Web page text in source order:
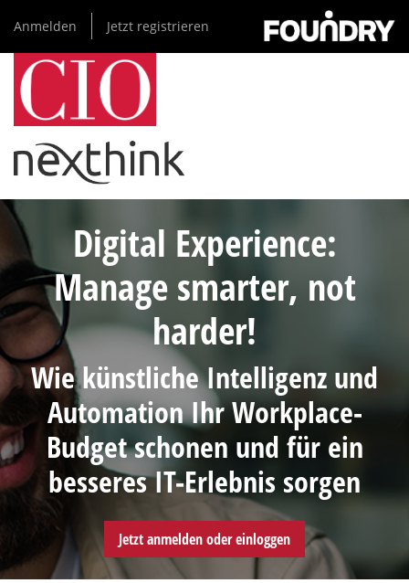
zum
Inhalt
Anmelden Jetzt registrieren
Digital Experience:
Manage smarter, not
harder!
Wie künstliche Intelligenz und
Automation Ihr Workplace-
Budget schonen und für ein
besseres IT-Erlebnis sorgen
Jetzt anmelden oder einloggen